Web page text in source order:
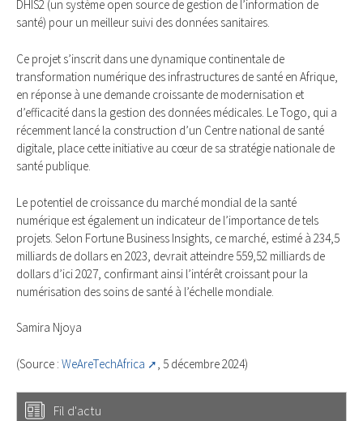
DHIS2 (un système open source de gestion de l’information de
santé) pour un meilleur suivi des données sanitaires.
Ce projet s’inscrit dans une dynamique continentale de
transformation numérique des infrastructures de santé en Afrique,
en réponse à une demande croissante de modernisation et
d’efficacité dans la gestion des données médicales. Le Togo, qui a
récemment lancé la construction d’un Centre national de santé
digitale, place cette initiative au cœur de sa stratégie nationale de
santé publique.
Le potentiel de croissance du marché mondial de la santé
numérique est également un indicateur de l’importance de tels
projets. Selon Fortune Business Insights, ce marché, estimé à 234,5
milliards de dollars en 2023, devrait atteindre 559,52 milliards de
dollars d’ici 2027, confirmant ainsi l’intérêt croissant pour la
numérisation des soins de santé à l’échelle mondiale.
Samira Njoya
(Source : WeAreTechAfrica , 5 décembre 2024)
Fil d'actu